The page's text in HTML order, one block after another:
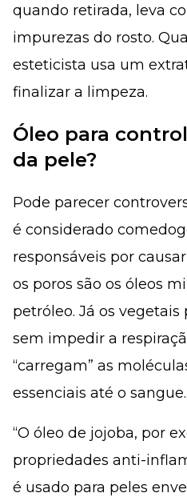
quando retirada, leva
impurezas do rosto.
esteticista usa um
finalizar a limpeza.
Óleo para
da pele?
Pode parecer
é considerado
responsáveis por
os poros são os óleos
petróleo. Já os
sem impedir a
“carregam” as
essenciais até o sangue.
“O óleo de jojoba, por
propriedades anti-
é usado para peles